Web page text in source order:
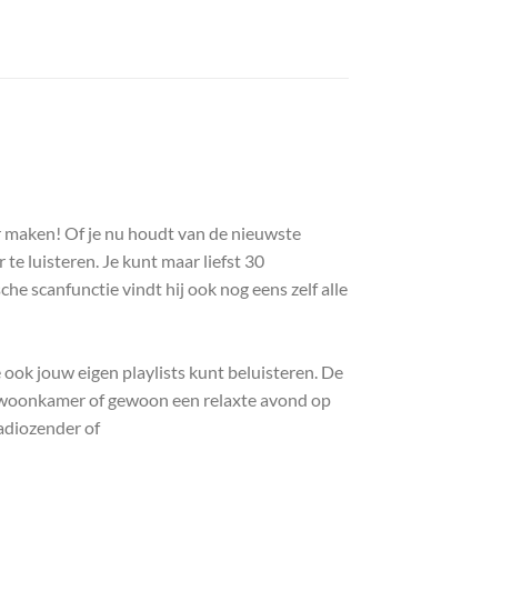
Of je nu houdt van de nieuwste
te luisteren. Je kunt maar liefst 30
scanfunctie vindt hij ook nog eens zelf alle
jouw eigen playlists kunt beluisteren. De
of gewoon een relaxte avond op
of